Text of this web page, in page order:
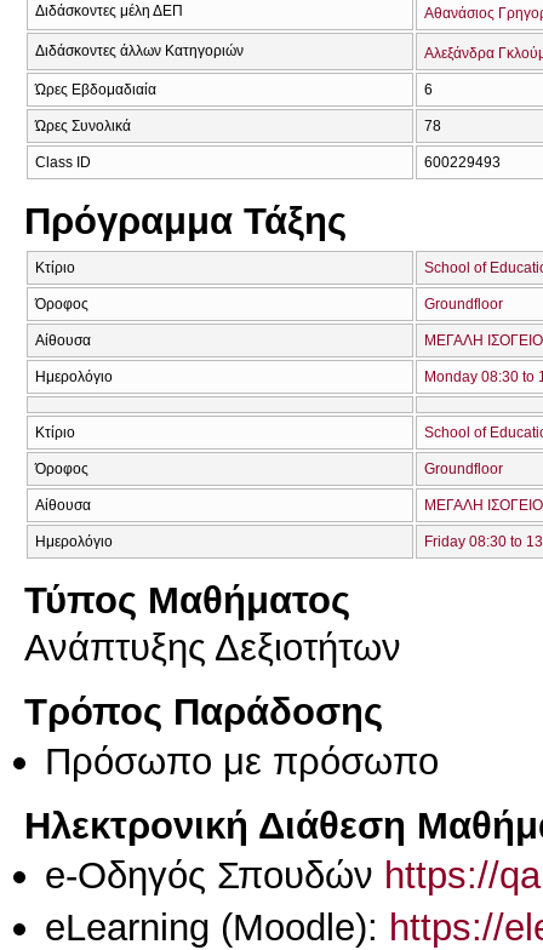
Διδάσκοντες μέλη ΔΕΠ Αθανάσιος
Διδάσκοντες άλλων Κατηγοριών Αλεξάνδρα
Ώρες Εβδομαδιαία 6
Ώρες Συνολικά 78
Class ID 600229493
Πρόγραμμα Τάξης
Κτίριο School of
Όροφος Groundfloor
Αίθουσα ΜΕΓΑΛΗ
Ημερολόγιο Monday 08:30 to
Κτίριο School of
Όροφος Groundfloor
Αίθουσα ΜΕΓΑΛΗ
Ημερολόγιο Friday 08:30 to
Τύπος Μαθήματος
Ανάπτυξης Δεξιοτήτων
Τρόπος Παράδοσης
Πρόσωπο με πρόσωπο
Ηλεκτρονική Διάθεση
e-Οδηγός Σπουδών https://
eLearning (Moodle): https://